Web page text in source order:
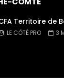
Territoire de
LE CÔTÉ PRO 3